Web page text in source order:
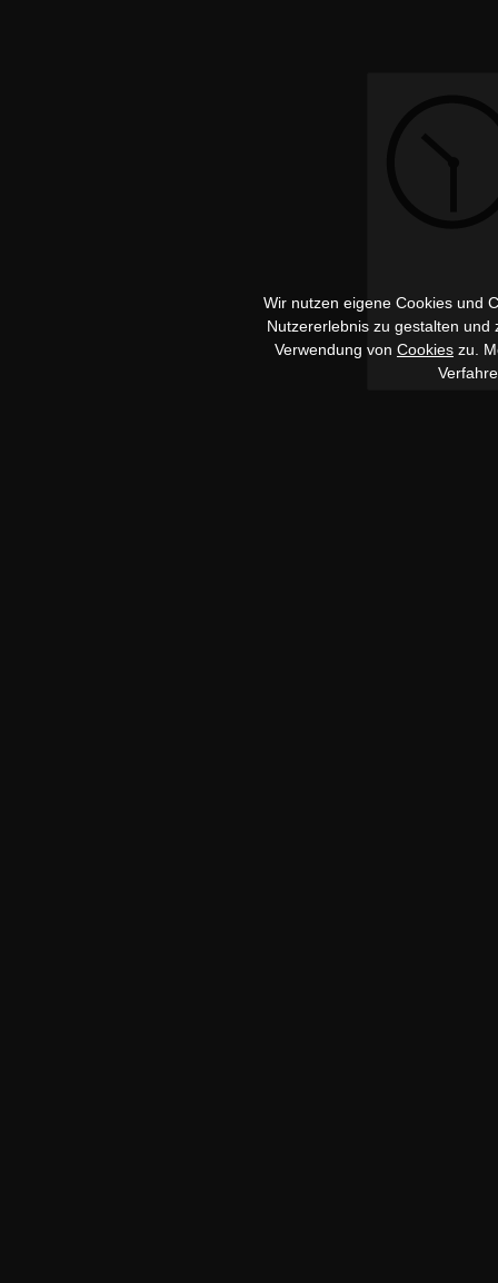
Wir nutzen eigene Cookies und
Nutzererlebnis zu gestalten
Verwendung von Cookies zu.